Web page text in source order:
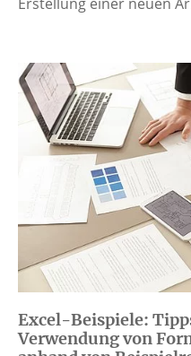
Erstellung einer neuen
Excel-Beispiele:
Verwendung von